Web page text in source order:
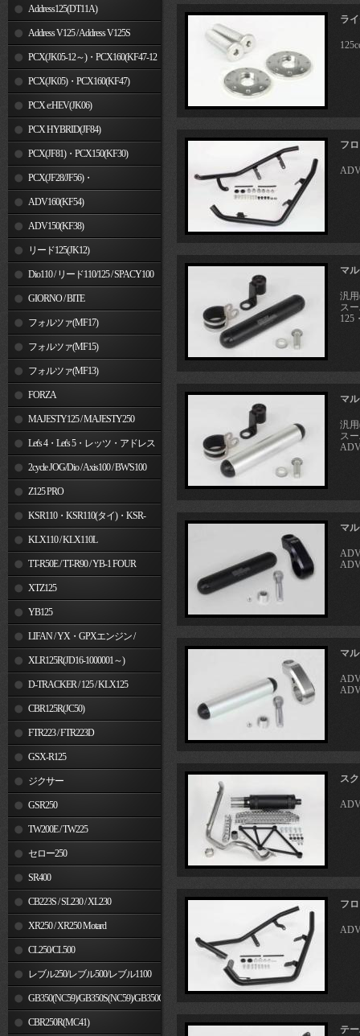
Address125(DT11A)
Address V125 / Address V125S
PCX(JK05-12～)・PCX160(KF47-12
～) PCX(JK05)・PCX160(KF47)
PCX e:HEV(JK06)
PCX HYBRID(JF84)
PCX(JF81)・PCX150(KF30)
PCX(JF28/JF56)・
PCX150(KF12/KF18)
ADV160(KF54)
ADV150(KF38)
リード125(JK12)
Dio110 / リード110/125 / SPACY100
GIORNO / BITE
フォルツァ(MF17)
フォルツァ(MF15)
フォルツァ(MF13)
FORZA
MAJESTY125 / MAJESTY250
Let's 4・Let's 5・レッツ・アドレス
V50 2cycle JOG/Dio / Axis100 / BW'S100
Z125 PRO
KSR110・KSR110(タイ)・KSR-
I/II・KSR PRO
KLX110 / KLX110L
TT-R50E / TT-R90 / YB-1 FOUR
XTZ125
YB125
LIFAN / YX・GPXエンジン /
JinchengXLR125R(JD16-1000001～)
D-TRACKER / 125 / KLX125
CBR125R(JC50)
FTR223 / FTR223D
GSX-R125
ジクサー
GSR250
TW200E / TW225
セロー250
SR400
CB223S / SL230 / XL230
XR250 / XR250 Motard
CL250/CL500
レブル250/レブル500/レブル1100
GB350(NC59)/GB350S(NC59)/GB350C(NC64)
CBR250R(MC41)
ラ
フ
マ
汎
ス
125
マ
汎
ス
マ
マ
ス
フ
テ